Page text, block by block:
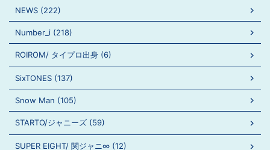
NEWS (222)
Number_i (218)
ROIROM/ タイプロ出身 (6)
SixTONES (137)
Snow Man (105)
STARTO/ジャニーズ (59)
SUPER EIGHT/ 関ジャニ∞ (12)